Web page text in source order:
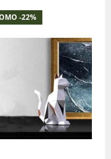
-22%